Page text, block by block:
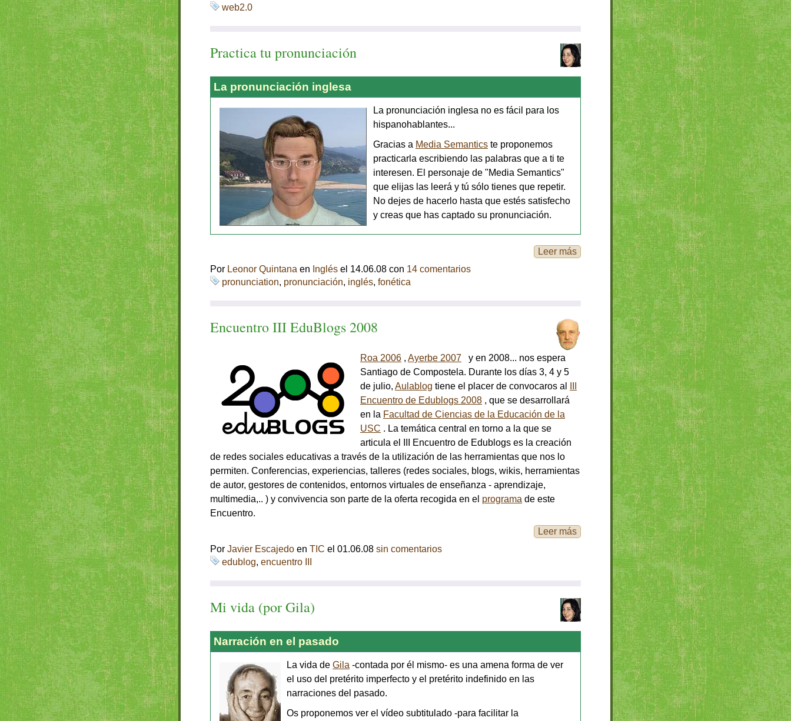
web2.0
Practica tu pronunciación
La pronunciación inglesa
La pronunciación inglesa no es fácil para los
hispanohablantes...
Gracias a Media Semantics te proponemos
practicarla escribiendo las palabras que a ti te
interesen. El personaje de "Media Semantics"
que elijas las leerá y tú sólo tienes que repetir.
No dejes de hacerlo hasta que estés satisfecho
y creas que has captado su pronunciación.
Leer más
Por Leonor Quintana en Inglés el 14.06.08 con 14 comentarios
pronunciation, pronunciación, inglés, fonética
EncuentroIIIEduBlogs 2008
Roa 2006 , Ayerbe 2007 y en 2008... nos espera
Santiago de Compostela. Durante los días 3, 4 y 5
de julio, Aulablog tiene el placer de convocaros al
Encuentro de Edublogs 2008 , que se desarrollará
en la Facultad de Ciencias de la Educación de la
USC . La temática central en torno a la que se
articula el III Encuentro de Edublogs es la creación
de redes sociales educativas a través de la utilización de las herramientas que nos lo
permiten. Conferencias, experiencias, talleres (redes sociales, blogs, wikis, herramientas
de autor, gestores de contenidos, entornos virtuales de enseñanza - aprendizaje,
multimedia,.. ) y convivencia son parte de la oferta recogida en el programa de este
Encuentro.
Leer más
Por Javier Escajedo en TIC el 01.06.08 sin comentarios
edublog, encuentro III
Mi vida (por Gila)
Narración en el pasado
La vida de Gila -contada por él mismo- es una amena forma de ver
el uso del pretérito imperfecto y el pretérito indefinido en las
narraciones del pasado.
Os proponemos ver el vídeo subtitulado -para facilitar la